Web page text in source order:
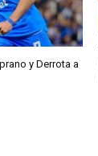
y Derrota a